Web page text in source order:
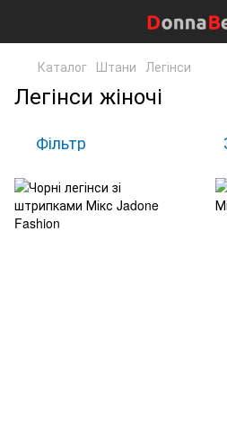
Каталог Штани Легінси
Легінси жіночі
Фільтр